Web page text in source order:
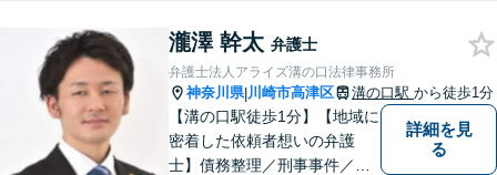
神的な負担が大きいところも
あります。早めに相談して頂
き、一緒に問題解決に取り組
んでいきたいと考えていま
す。
瀧澤 幹太 弁護士
弁護士法人アライズ溝の口法律事務所
神奈川県|川崎市高津区 溝の口駅 から徒歩1分
【溝の口駅徒歩1分】【地域に
密着した依頼者想いの弁護
士】債務整理／刑事事件／離
詳細を見
る